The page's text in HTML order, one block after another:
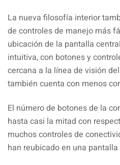
La nueva filosofía interior
de controles de manejo más
ubicación de la pantalla
intuitiva, con botones y
cercana a la línea de visión
también cuenta con menos
El número de botones de la
hasta casi la mitad con
muchos controles de
han reubicado en una